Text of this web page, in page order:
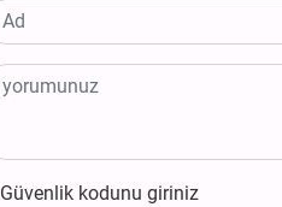
Güvenlik kodunu giriniz